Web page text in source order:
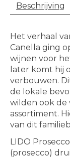
Beschrijving
Het verhaal
Canella ging
wijnen voor
later komt hij
verbouwen.
de lokale
wilden ook de
assortiment.
van dit
LIDO
(prosecco)